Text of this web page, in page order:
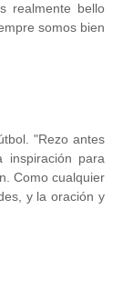
realmente bello
somos bien
"Rezo antes
para
Como cualquier
y la oración y